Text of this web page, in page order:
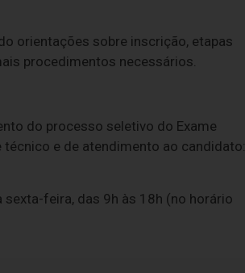
orientações sobre inscrição, etapas
procedimentos necessários.
do processo seletivo do Exame
técnico e de atendimento ao candidato:
feira, das 9h às 18h (no horário